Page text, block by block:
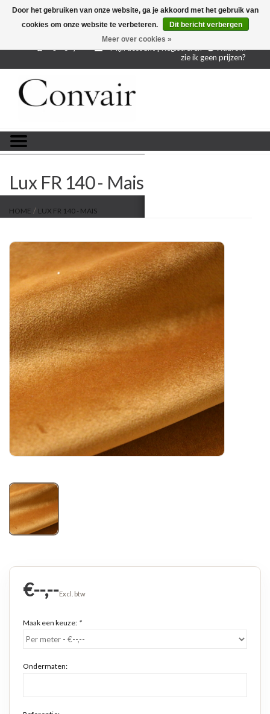
Gratis verzending bij aankoop vanaf € 250,-
Gratis
0 - €--,--
Mijn account | Registreren
Waarom
zie ik geen prijzen?
Stoffen per meter
Restanten
Lux FR 140 - Mais
HOME / LUX FR 140 - MAIS
€--,--Excl. btw
Maak een keuze: *
Ondermaten:
Door het gebruiken van onze website, ga je akkoord met het gebruik van
cookies om onze website te verbeteren.
Dit bericht verbergen
Meer over cookies »